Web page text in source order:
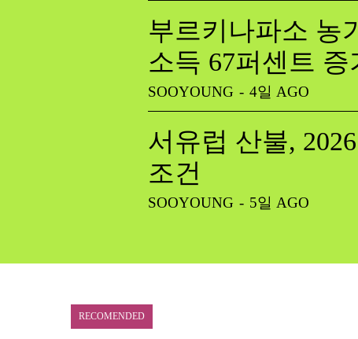
부르키나파소 농
소득 67퍼센트 증
SOOYOUNG - 4일 AGO
서유럽 산불,
조건
SOOYOUNG - 5일 AGO
RECOMENDED